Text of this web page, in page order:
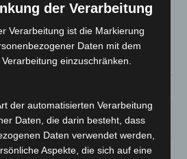
13.5°
12.8°
23° 26° 28
der Verarbeitung
Verarbeitung ist die Markierung
Daten mit dem
einzuschränken.
der automatisierten Verarbeitung
Daten, die darin besteht, dass
Daten verwendet werden,
Aspekte, die sich auf eine